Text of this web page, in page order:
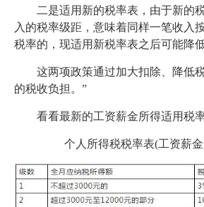
二是适用新的税率表，由于新的
入的税率级距，意味着同样一笔收入
税率的，现适用新税率表之后可能降
这两项政策通过加大扣除、降低
的税收负担。”
看看最新的工资薪金所得适用税
个人所得税税率表(工资薪